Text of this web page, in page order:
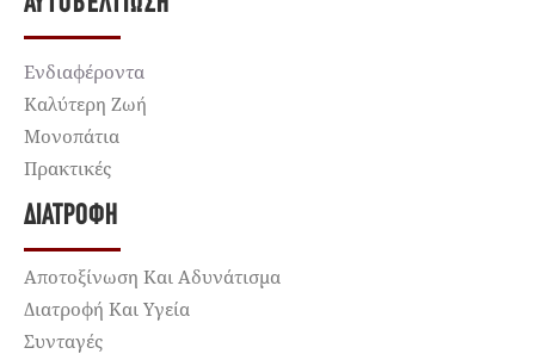
Ενδιαφέροντα
Καλύτερη Ζωή
Μονοπάτια
Πρακτικές
ΔΙΑΤΡΟΦΉ
Αποτοξίνωση Και Αδυνάτισμα
Διατροφή Και Υγεία
Συνταγές